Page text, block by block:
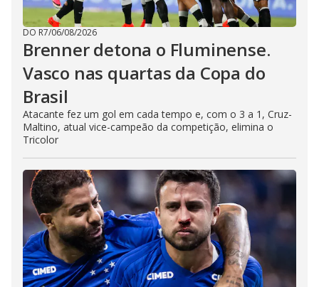
DO R7/06/08/2026
Brenner detona o Fluminense.
Vasco nas quartas da Copa do
Brasil
Atacante fez um gol em cada tempo e, com o 3 a 1, Cruz-
Maltino, atual vice-campeão da competição, elimina o
Tricolor